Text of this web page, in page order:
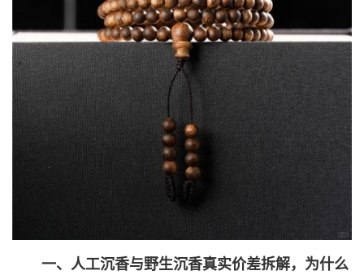
一、人工沉香与野生沉香真实价差拆解，为什么